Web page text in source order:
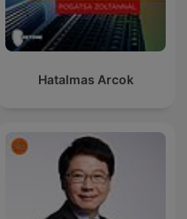
Hatalmas Arcok